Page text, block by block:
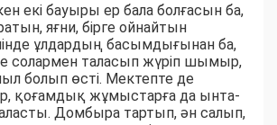
екі бауыры ер бала болғасын ба,
яғни, бірге ойнайтын
ұлдардың басымдығынан ба,
солармен таласып жүріп шымыр,
болып өсті. Мектепте де
қоғамдық жұмыстарға да ынта-
Домбыра тартып, ән салып,